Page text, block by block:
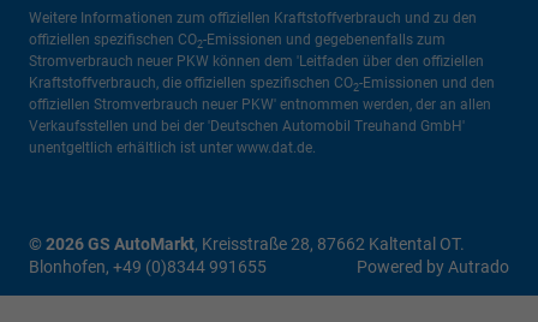
Weitere Informationen zum offiziellen Kraftstoffverbrauch und zu den
offiziellen spezifischen CO2-Emissionen und gegebenenfalls zum
Stromverbrauch neuer PKW können dem 'Leitfaden über den offiziellen
Kraftstoffverbrauch, die offiziellen spezifischen CO2-Emissionen und den
offiziellen Stromverbrauch neuer PKW' entnommen werden, der an allen
Verkaufsstellen und bei der 'Deutschen Automobil Treuhand GmbH'
unentgeltlich erhältlich ist unter www.dat.de.
© 2026GS AutoMarkt, Kreisstraße 28, 87662 Kaltental OT.
Blonhofen, +49 (0)8344 991655 Powered by Autrado